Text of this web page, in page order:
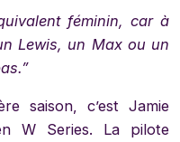
féminin, car à
Lewis, un Max ou un
saison, c’est Jamie
W Series. La pilote